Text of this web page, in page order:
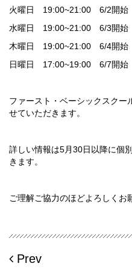
火曜日 19:00~21:00 6/2開始
水曜日 19:00~21:00 6/3開始
木曜日 19:00~21:00 6/4開始
日曜日 17:00~19:00 6/7開始
ファースト・ベーシックスクー
せていただきます。
詳しい情報は5月30日以降に個
きます。
ご理解ご協力のほどよろしくお
Prev